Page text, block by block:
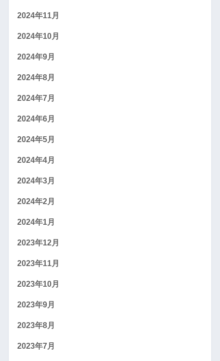
2024年11月
2024年10月
2024年9月
2024年8月
2024年7月
2024年6月
2024年5月
2024年4月
2024年3月
2024年2月
2024年1月
2023年12月
2023年11月
2023年10月
2023年9月
2023年8月
2023年7月